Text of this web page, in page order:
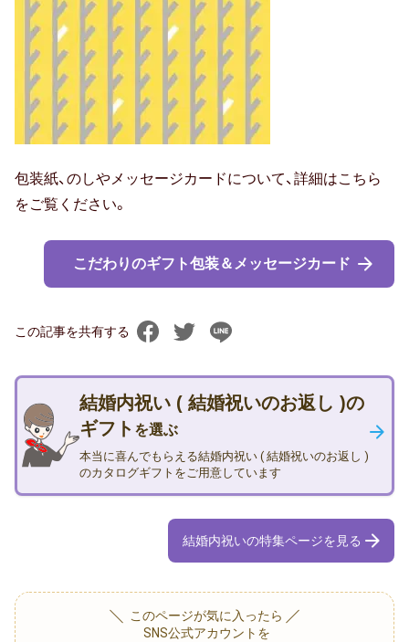
包装紙、のしやメッセージカードについて、詳細はこちら
をご覧ください。
こだわりのギフト包装＆メッセージカード
この記事を共有する
結婚内祝い ( 結婚祝いのお返し )の
ギフト を選ぶ
本当に喜んでもらえる結婚内祝い ( 結婚祝いのお返し )
のカタログギフトをご用意しています
結婚内祝いの特集ページを見る
このページが気に入ったら
SNS公式アカウントを